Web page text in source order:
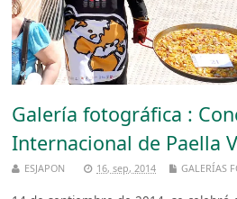
Galería fotográfica :
Internacional de Paella
ESJAPON 16, sep, 2014 GALERÍAS